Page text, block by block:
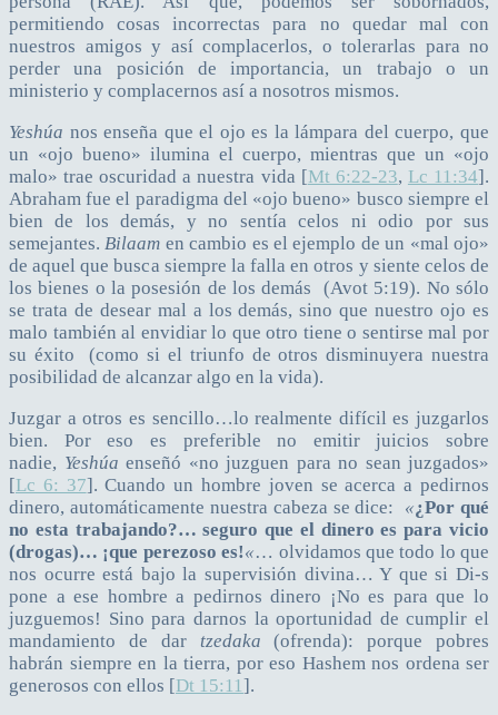
permitiendo cosas incorrectas para no quedar mal con
nuestros amigos y así complacerlos, o tolerarlas para no
perder una posición de importancia, un trabajo o un
ministerio y complacernos así a nosotros mismos.
Yeshúa nos enseña que el ojo es la lámpara del cuerpo, que
un «ojo bueno» ilumina el cuerpo, mientras que un «ojo
malo» trae oscuridad a nuestra vida [Mt 6:22-23, Lc 11:34].
Abraham fue el paradigma del «ojo bueno» busco siempre el
bien de los demás, y no sentía celos ni odio por sus
semejantes.Bilaam en cambio es el ejemplo de un «mal ojo»
de aquel que busca siempre la falla en otros y siente celos de
los bienes o la posesión de los demás (Avot 5:19). No sólo
se trata de desear mal a los demás, sino que nuestro ojo es
malo también al envidiar lo que otro tiene o sentirse mal por
su éxito (como si el triunfo de otros disminuyera nuestra
posibilidad de alcanzar algo en la vida).
Juzgar a otros es sencillo…lo realmente difícil es juzgarlos
bien. Por eso es preferible no emitir juicios sobre
nadie, Yeshúa enseñó «no juzguen para no sean juzgados»
[Lc 6: 37]. Cuando un hombre joven se acerca a pedirnos
dinero, automáticamente nuestra cabeza se dice: «¿Por qué
no esta trabajando?… seguro que el dinero es para vicio
(drogas)… ¡que perezoso es!«… olvidamos que todo lo que
nos ocurre está bajo la supervisión divina… Y que si Di-s
pone a ese hombre a pedirnos dinero ¡No es para que lo
juzguemos! Sino para darnos la oportunidad de cumplir el
mandamiento de dar tzedaka (ofrenda): porque pobres
habrán siempre en la tierra, por eso Hashem nos ordena ser
generosos con ellos [Dt 15:11].